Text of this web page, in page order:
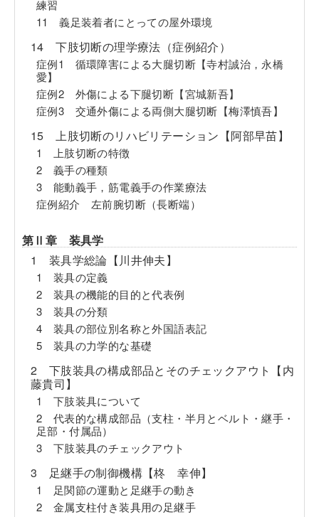
練習
11 義足装着者にとっての屋外環境
14 下肢切断の理学療法（症例紹介）
症例1 循環障害による大腿切断【寺村誠治，永橋
愛】
症例2 外傷による下腿切断【宮城新吾】
症例3 交通外傷による両側大腿切断【梅澤慎吾】
15 上肢切断のリハビリテーション【阿部早苗】
1 上肢切断の特徴
2 義手の種類
3 能動義手，筋電義手の作業療法
症例紹介 左前腕切断（長断端）
第Ⅱ章 装具学
1 装具学総論【川井伸夫】
1 装具の定義
2 装具の機能的目的と代表例
3 装具の分類
4 装具の部位別名称と外国語表記
5 装具の力学的な基礎
2 下肢装具の構成部品とそのチェックアウト【内
藤貴司】
1 下肢装具について
2 代表的な構成部品（支柱・半月とベルト・継手・
足部・付属品）
3 下肢装具のチェックアウト
3 足継手の制御機構【柊 幸伸】
1 足関節の運動と足継手の動き
2 金属支柱付き装具用の足継手